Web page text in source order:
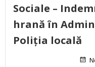
Sociale –
hrană în
Poliția locală